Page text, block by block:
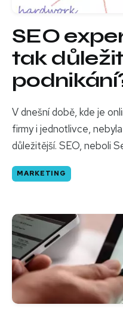
SEO
tak
V dnešní době, kde je
firmy i jednotlivce,
důležitější. SEO, neboli
MARKETING